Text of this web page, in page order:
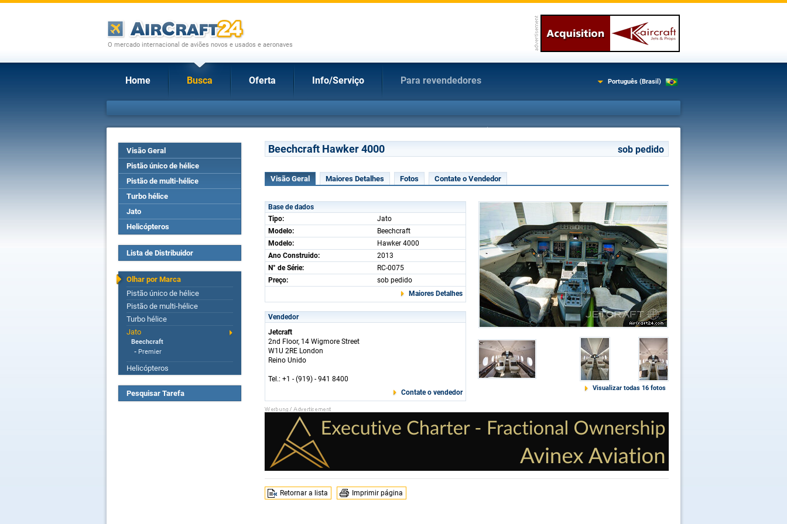
O mercado internacional de aviões novos e usados e aeronaves
Home Busca Oferta Info/Serviço Para revendedores Português (Brasil)
Visão Geral
Pistão único de hélice
Pistão de multi-hélice
Turbo hélice
Jato
Helicópteros
Lista de Distribuidor
Olhar por Marca
Pistão único de hélice
Pistão de multi-hélice
Turbo hélice
Jato
Beechcraft
- Premier
Helicópteros
Pesquisar Tarefa
Beechcraft Hawker 4000 sob pedido
Visão Geral Maiores Detalhes Fotos Contate o Vendedor
Base de dados
Tipo:
Jato
Modelo:
Beechcraft
Modelo:
Hawker 4000
Ano Construido:
2013
N° de Série:
RC-0075
Preço:
sob pedido
Maiores Detalhes
Vendedor
Jetcraft
2nd Floor, 14 Wigmore Street
W1U 2RE London
Reino Unido
Tel.: +1 - (919) - 941 8400
Contate o vendedor
Visualizar todas 16 fotos
Retornar a lista Imprimir página